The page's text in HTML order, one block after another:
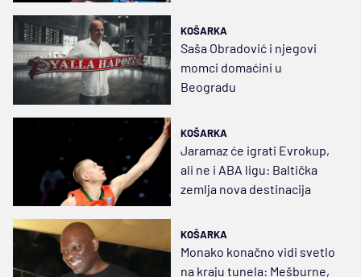
KOŠARKA
Saša Obradović i njegovi
momci domaćini u
Beogradu
KOŠARKA
Jaramaz će igrati Evrokup,
ali ne i ABA ligu: Baltička
zemlja nova destinacija
KOŠARKA
Monako konačno vidi svetlo
na kraju tunela: Mešburne,